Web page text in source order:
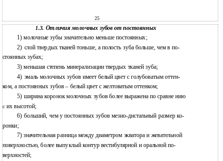
25
1.3. Отличия молочных зубов от постоянных
1) молочные зубы значительно меньше постоянных;
2) слой твердых тканей тоньше, а полость зуба больше, чем в по-
стоянных зубах;
3) меньшая степень минерализации твердых тканей зуба;
4) эмаль молочных зубов имеет белый цвет с голубоватым оттен-
ком, а постоянных зубов – белый цвет с желтоватым оттенком;
5) ширина коронок молочных зубов более выражена по сравне нию
с их высотой;
6) больший, чем у постоянных зубов мезио-дистальный размер ко-
ронки;
7) значительная разница между диаметром экватора и жевательной
поверхностью, более выпуклый контур вестибулярной и оральной по-
верхностей;